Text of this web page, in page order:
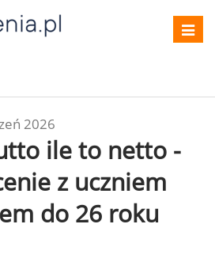
2026
ile to netto -
z uczniem
do 26 roku